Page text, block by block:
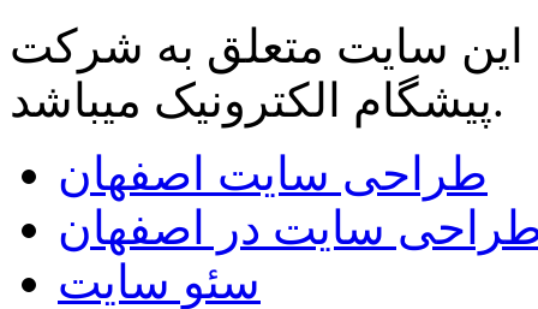
این سایت متعلق به شرکت
پیشگام الکترونیکمیباشد.
طراحی سایت اصفهان
سایت در اصفهان
سئو سایت